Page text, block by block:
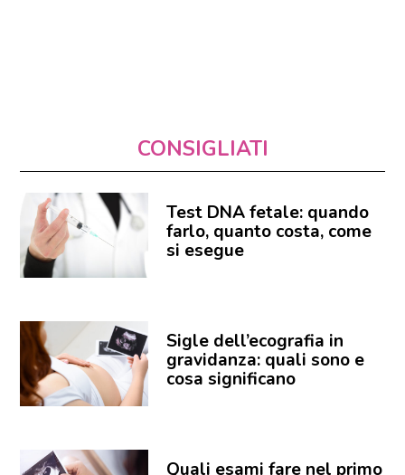
CONSIGLIATI
Test DNA fetale: quando
farlo, quanto costa, come
si esegue
Sigle dell’ecografia in
gravidanza: quali sono e
cosa significano
Quali esami fare nel primo